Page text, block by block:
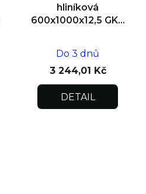
hliníková
600x1000x12,5 GKB
Do 3 dnů
3 244,01 Kč
DETAIL